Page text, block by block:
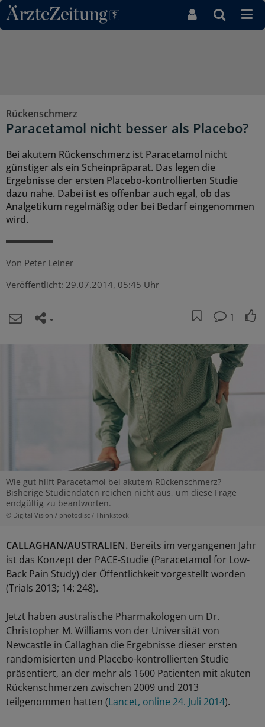
Direkt zum Inhaltsbereich
Rückenschmerz
Paracetamol nicht besser als Placebo?
Bei akutem Rückenschmerz ist Paracetamol nicht
günstiger als ein Scheinpräparat. Das legen die
Ergebnisse der ersten Placebo-kontrollierten Studie
dazu nahe. Dabei ist es offenbar auch egal, ob das
Analgetikum regelmäßig oder bei Bedarf eingenommen
wird.
Von Peter Leiner
Veröffentlicht: 29.07.2014, 05:45 Uhr
1
Wie gut hilft Paracetamol bei akutem Rückenschmerz?
Bisherige Studiendaten reichen nicht aus, um diese Frage
endgültig zu beantworten.
© Digital Vision / photodisc / Thinkstock
CALLAGHAN/AUSTRALIEN. Bereits im vergangenen Jahr
ist das Konzept der PACE-Studie (Paracetamol for Low-
Back Pain Study) der Öffentlichkeit vorgestellt worden
(Trials 2013; 14: 248).
Jetzt haben australische Pharmakologen um Dr.
Christopher M. Williams von der Universität von
Newcastle in Callaghan die Ergebnisse dieser ersten
randomisierten und Placebo-kontrollierten Studie
präsentiert, an der mehr als 1600 Patienten mit akuten
Rückenschmerzen zwischen 2009 und 2013
teilgenommen hatten (Lancet, online 24. Juli 2014).